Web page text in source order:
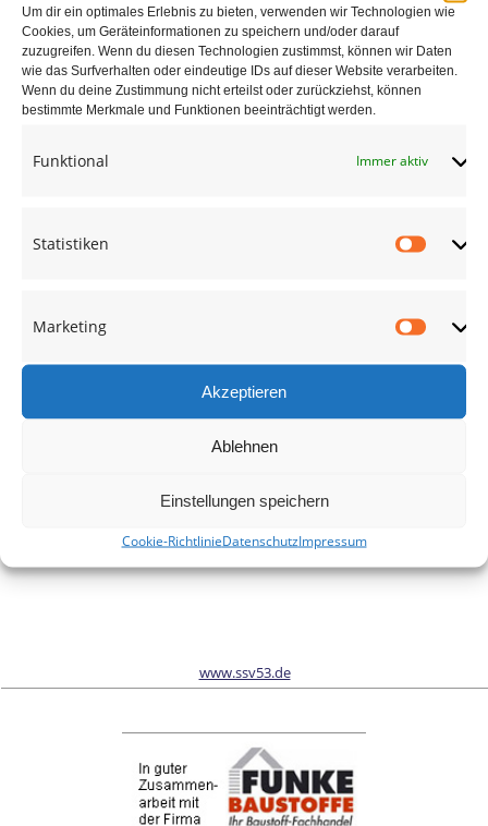
Um dir ein optimales Erlebnis zu bieten, verwenden wir Technologien wie
Cookies, um Geräteinformationen zu speichern und/oder darauf
zuzugreifen. Wenn du diesen Technologien zustimmst, können wir Daten
wie das Surfverhalten oder eindeutige IDs auf dieser Website verarbeiten.
Wenn du deine Zustimmung nicht erteilst oder zurückziehst, können
bestimmte Merkmale und Funktionen beeinträchtigt werden.
Funktional Immer aktiv
Statistiken
Marketing
Akzeptieren
Ablehnen
Einstellungen speichern
Cookie-RichtlinieDatenschutzImpressum
Name *
*
Website
diesem Browser für die nächste Kommentierung speichern.
Wir sind Sponsor vom Schönwalder Sportverein SSV53
www.ssv53.de